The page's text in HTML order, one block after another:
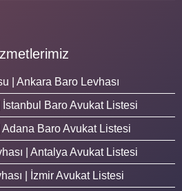
| Ankara Baro Levhası
İstanbul Baro Avukat Listesi
Baro Avukat Listesi
| Antalya Avukat Listesi
| İzmir Avukat Listesi